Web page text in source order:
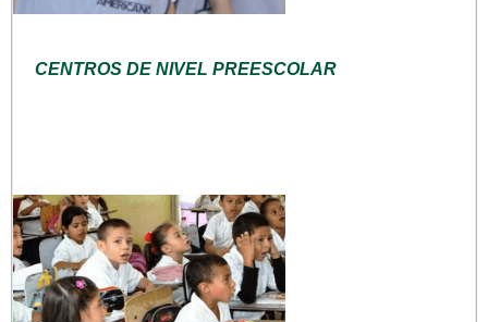
CENTROS DE NIVEL PREESCOLAR